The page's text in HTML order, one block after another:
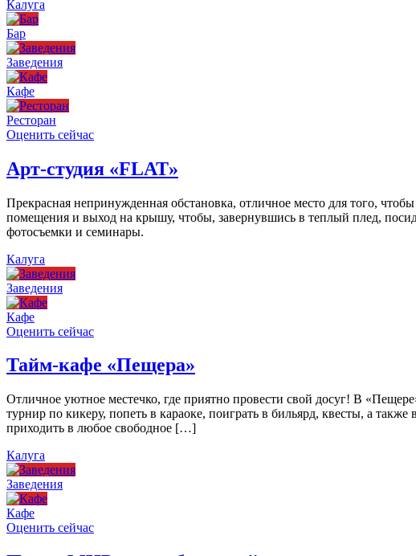
Калуга
Бар
Заведения
Кафе
Ресторан
Оценить сейчас
Арт-студия «FLAT»
Прекрасная непринужденная обстановка, отличное место для того,
помещения и выход на крышу, чтобы, завернувшись в теплый плед,
фотосъемки и семинары.
Калуга
Заведения
Кафе
Оценить сейчас
Тайм-кафе «Пещера»
Отличное уютное местечко, где приятно провести свой досуг! В
турнир по кикеру, попеть в караоке, поиграть в бильярд, квесты, а
приходить в любое свободное […]
Калуга
Заведения
Кафе
Оценить сейчас